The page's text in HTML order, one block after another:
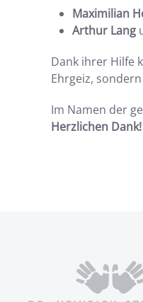
Maximilian
Arthur Lang
Dank ihrer Hilfe
Ehrgeiz,
Im Namen der
Herzlichen Dank!